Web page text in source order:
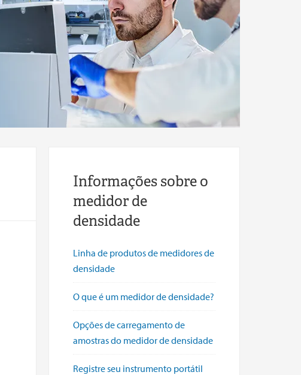
Informações sobre o
medidor de
densidade
Linha de produtos de medidores de
densidade
O que é um medidor de densidade?
Opções de carregamento de
amostras do medidor de densidade
Registre seu instrumento portátil